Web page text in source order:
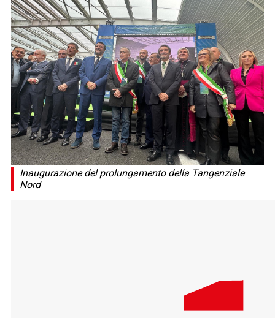
Inaugurazione del prolungamento della Tangenziale
Nord